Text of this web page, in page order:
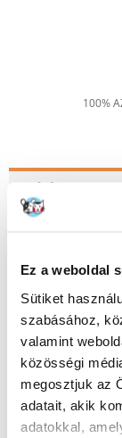
Ez a weboldal
Sütiket
szabásához,
valamint
közösségi
megosztjuk az
adatait, akik
adatokkal,
100%
Leírás
A WHISKAS
értékű, teljes értékű
gyönyörű szőrzetét.
mesterséges
A WHISKAS
Egészséges bőr és
Cinket tartalmaz.
Egészséges